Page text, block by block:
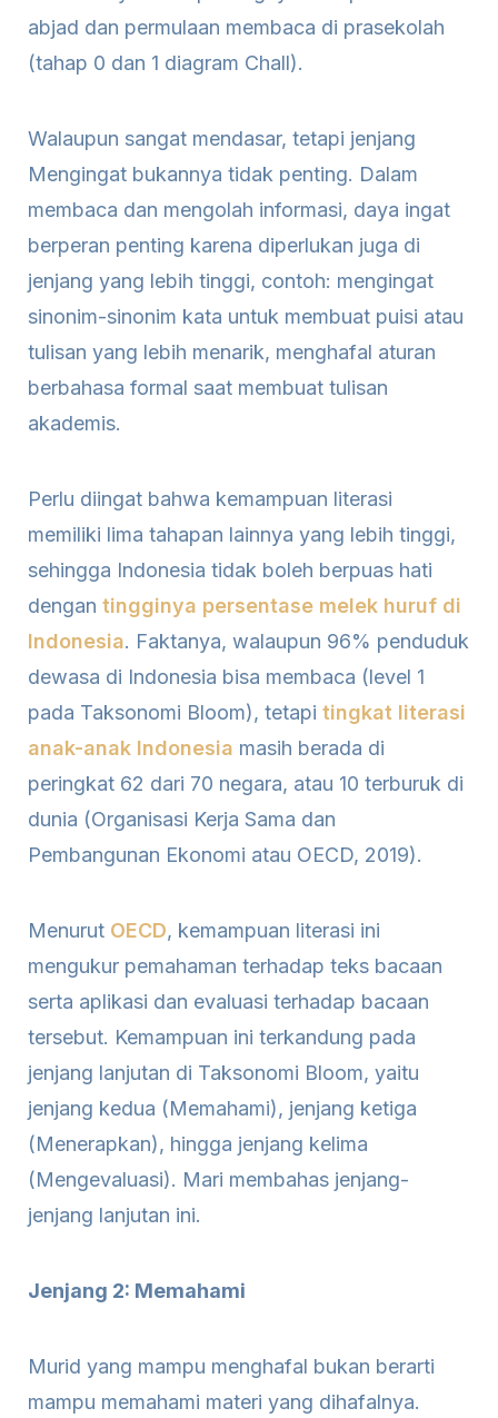
abjad dan permulaan membaca di prasekolah
(tahap 0 dan 1 diagram Chall).
Walaupun sangat mendasar, tetapi jenjang
Mengingat bukannya tidak penting. Dalam
membaca dan mengolah informasi, daya ingat
berperan penting karena diperlukan juga di
jenjang yang lebih tinggi, contoh: mengingat
sinonim-sinonim kata untuk membuat puisi atau
tulisan yang lebih menarik, menghafal aturan
berbahasa formal saat membuat tulisan
akademis.
Perlu diingat bahwa kemampuan literasi
memiliki lima tahapan lainnya yang lebih tinggi,
sehingga Indonesia tidak boleh berpuas hati
dengan tingginya persentase melek huruf di
Indonesia. Faktanya, walaupun 96% penduduk
dewasa di Indonesia bisa membaca (level 1
pada Taksonomi Bloom), tetapi tingkat literasi
anak-anak Indonesia masih berada di
peringkat 62 dari 70 negara, atau 10 terburuk di
dunia (Organisasi Kerja Sama dan
Pembangunan Ekonomi atau OECD, 2019).
Menurut OECD, kemampuan literasi ini
mengukur pemahaman terhadap teks bacaan
serta aplikasi dan evaluasi terhadap bacaan
tersebut. Kemampuan ini terkandung pada
jenjang lanjutan di Taksonomi Bloom, yaitu
jenjang kedua (Memahami), jenjang ketiga
(Menerapkan), hingga jenjang kelima
(Mengevaluasi). Mari membahas jenjang-
jenjang lanjutan ini.
Jenjang 2: Memahami
Murid yang mampu menghafal bukan berarti
mampu memahami materi yang dihafalnya.